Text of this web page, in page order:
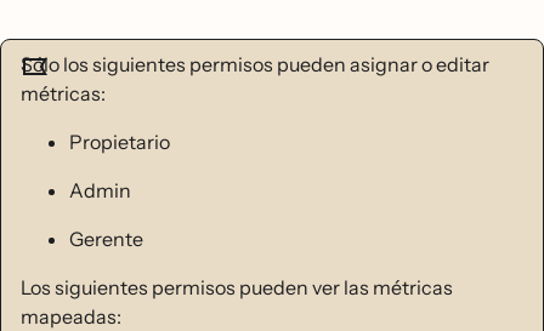
Sólo los siguientes permisos pueden asignar o editar
métricas:
Propietario
Admin
Gerente
Los siguientes permisos pueden ver las métricas
mapeadas: